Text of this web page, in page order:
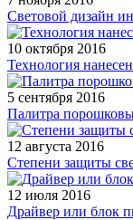
Световой дизайн
10 октября 2016
Технология
5 сентября 2016
Палитра
12 августа 2016
Степени защиты
12 июля 2016
Драйвер или блок